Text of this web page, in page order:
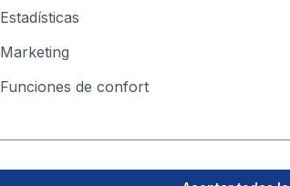
Estadísticas
Marketing
Funciones de confort